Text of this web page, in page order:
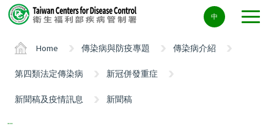
Center
block
中
Home 傳染病與防疫專題 傳染病介紹
第四類法定傳染病 新冠併發重症
新聞稿及疫情訊息 新聞稿